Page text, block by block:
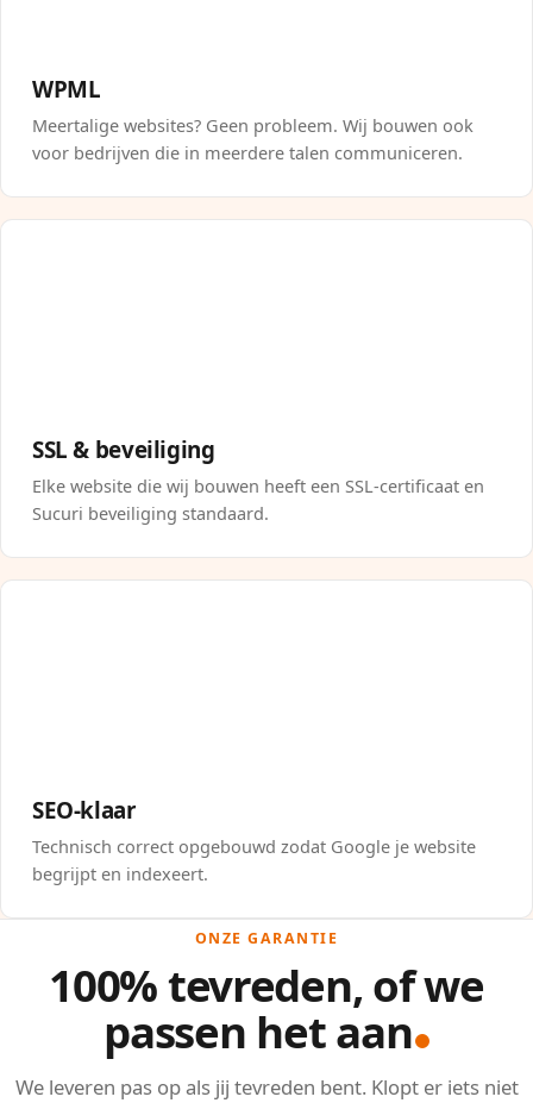
WPML
Meertalige websites? Geen probleem. Wij bouwen ook
voor bedrijven die in meerdere talen communiceren.
SSL & beveiliging
Elke website die wij bouwen heeft een SSL-certificaat en
Sucuri beveiliging standaard.
SEO-klaar
Technisch correct opgebouwd zodat Google je website
begrijpt en indexeert.
ONZE GARANTIE
100% tevreden, of we
passen het aan
We leveren pas op als jij tevreden bent. Klopt er iets niet